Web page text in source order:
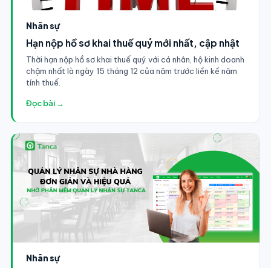
Nhân sự
Hạn nộp hồ sơ khai thuế quý mới nhất, cập nhật
Thời hạn nộp hồ sơ khai thuế quý với cá nhân, hộ kinh doanh
chậm nhất là ngày 15 tháng 12 của năm trước liền kề năm
tính thuế.
Đọc bài →
Nhân sự